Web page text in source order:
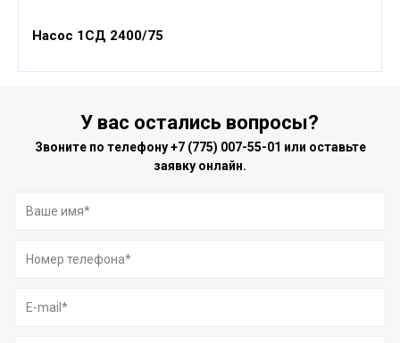
Насос 1СД 2400/75
У вас остались вопросы?
Звоните по телефону+7 (775) 007-55-01 или оставьте
заявку онлайн.